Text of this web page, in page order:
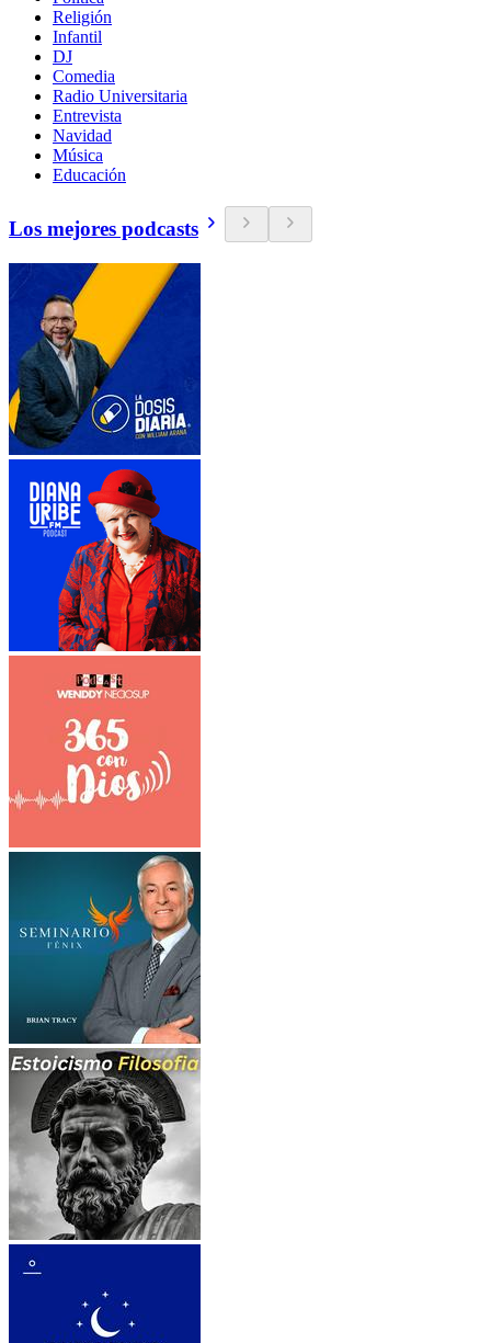
Religión
Infantil
DJ
Comedia
Radio Universitaria
Entrevista
Navidad
Música
Educación
Los mejores podcasts